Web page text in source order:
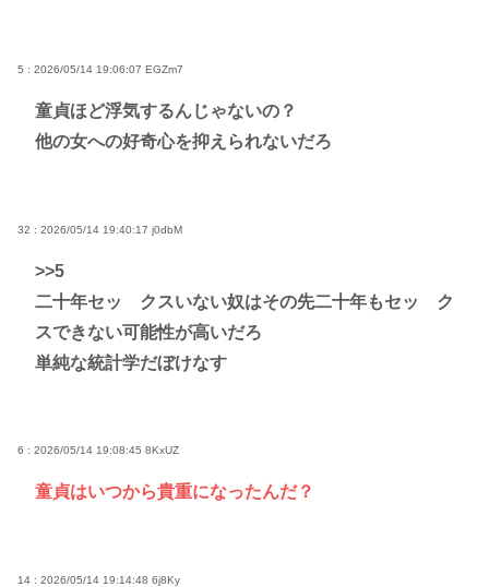
5 : 2026/05/14 19:06:07 EGZm7
童貞ほど浮気するんじゃないの？
他の女への好奇心を抑えられないだろ
32 : 2026/05/14 19:40:17 j0dbM
>>5
二十年セッ クスいない奴はその先二十年もセッ ク
スできない可能性が高いだろ
単純な統計学だぼけなす
6 : 2026/05/14 19:08:45 8KxUZ
童貞はいつから貴重になったんだ？
14 : 2026/05/14 19:14:48 6j8Ky